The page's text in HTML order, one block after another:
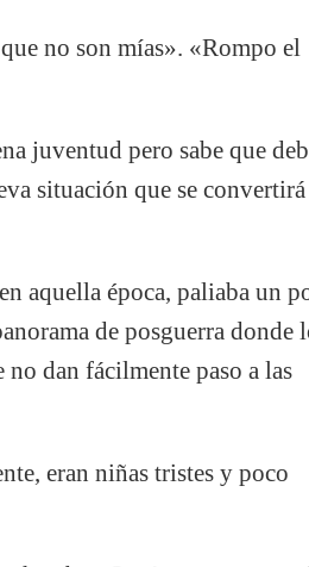
no son mías». «Rompo el
juventud pero sabe que
situación que se convertirá
aquella época, paliaba un
de posguerra donde
dan fácilmente paso a las
eran niñas tristes y poco